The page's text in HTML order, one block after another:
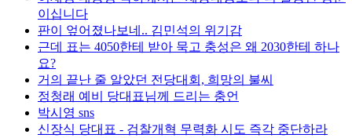
이십니다
판이 엎어졌나보네.. 김민석의 위기감
근데 표는 4050한테 받아 묵고 충성은 왜 2030한테 하나
요?
거의 끝난 줄 알았던 전당대회, 희망의 불씨
정청래 예비 당대표님께 드리는 충언
박시영 sns
신장식 당대표 - 검찰개혁 무력화 시도 즉각 중단하라